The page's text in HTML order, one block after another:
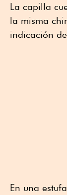
La capilla
la misma
indicación
En una